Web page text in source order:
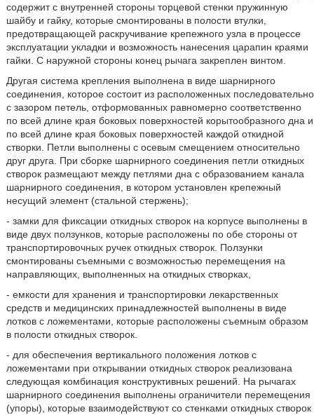
содержит с внутренней стороны торцевой стенки пружинную
шайбу и гайку, которые смонтированы в полости втулки,
предотвращающей раскручивание крепежного узла в процессе
эксплуатации укладки и возможность нанесения царапин краями
гайки. С наружной стороны конец рычага закреплен винтом.
Другая система крепления выполнена в виде шарнирного
соединения, которое состоит из расположенных последовательно
с зазором петель, отформованных равномерно соответственно
по всей длине края боковых поверхностей корытообразного дна и
по всей длине края боковых поверхностей каждой откидной
створки. Петли выполнены с осевым смещением относительно
друг друга. При сборке шарнирного соединения петли откидных
створок размещают между петлями дна с образованием канала
шарнирного соединения, в котором установлен крепежный
несущий элемент (стальной стержень);
- замки для фиксации откидных створок на корпусе выполнены в
виде двух ползунков, которые расположены по обе стороны от
транспортировочных ручек откидных створок. Ползунки
смонтированы съемными с возможностью перемещения на
направляющих, выполненных на откидных створках,
- емкости для хранения и транспортировки лекарственных
средств и медицинских принадлежностей выполнены в виде
лотков с ложементами, которые расположены съемным образом
в полости откидных створок.
- для обеспечения вертикального положения лотков с
ложементами при открывании откидных створок реализована
следующая комбинация конструктивных решений. На рычагах
шарнирного соединения выполнены ограничители перемещения
(упоры), которые взаимодействуют со стенками откидных створок